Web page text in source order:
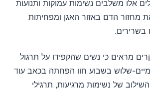
אלו משלבים נשימות עמוקות ותנועות
מחזור הדם באזור האגן ומפחיתות
בשרירים.
מראים כי נשים שהקפידו על תרגול
שלוש בשבוע חוו הפחתה בכאב עוד
של נשימות מרגיעות, תרגילי